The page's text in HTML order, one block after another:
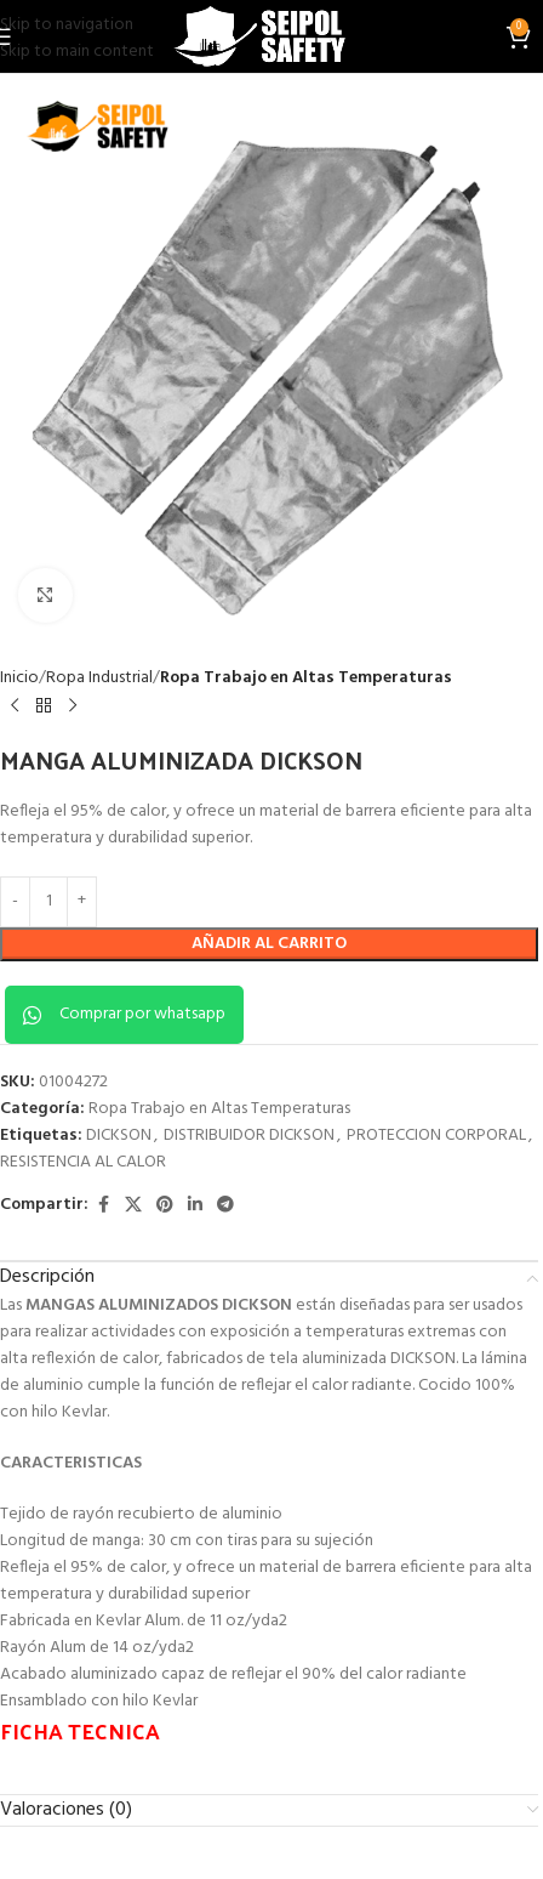
Skip to navigation
Skip to main content
0
Inicio Ropa Industrial Ropa Trabajo en Altas Temperaturas
MANGA ALUMINIZADA DICKSON
Refleja el 95% de calor, y ofrece un material de barrera eficiente para alta
temperatura y durabilidad superior.
AÑADIR AL CARRITO
Comprar por whatsapp
SKU: 01004272
Categoría: Ropa Trabajo en Altas Temperaturas
Etiquetas: DICKSON, DISTRIBUIDOR DICKSON, PROTECCION CORPORAL,
RESISTENCIA AL CALOR
Compartir:
Descripción
LasMANGAS ALUMINIZADOS DICKSON están diseñadas para ser usados
para realizar actividades con exposición a temperaturas extremas con
alta reflexión de calor, fabricados de tela aluminizada DICKSON. La lámina
de aluminio cumple la función de reflejar el calor radiante. Cocido 100%
con hilo Kevlar.
CARACTERISTICAS
Tejido de rayón recubierto de aluminio
Longitud de manga: 30 cm con tiras para su sujeción
Refleja el 95% de calor, y ofrece un material de barrera eficiente para alta
temperatura y durabilidad superior
Fabricada en Kevlar Alum. de 11 oz/yda2
Rayón Alum de 14 oz/yda2
Acabado aluminizado capaz de reflejar el 90% del calor radiante
Ensamblado con hilo Kevlar
FICHA TECNICA
Valoraciones (0)